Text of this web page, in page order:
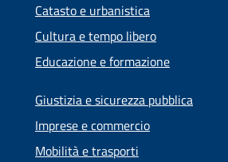
Catasto e urbanistica
Cultura e tempo libero
Educazione e formazione
Giustizia e sicurezza pubblica
Imprese e commercio
Mobilità e trasporti